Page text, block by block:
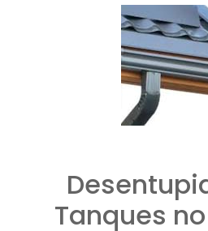
Tanques